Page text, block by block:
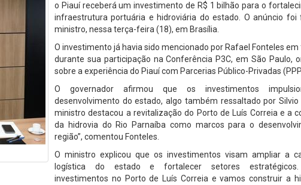
o Piauí receberá um investimento de R$ 1 bilhão para o
infraestrutura portuária e hidroviária do estado. O anúncio foi
ministro, nessa terça-feira (18), em Brasília.
O investimento já havia sido mencionado por Rafael Fonteles em
durante sua participação na Conferência P3C, em São Paulo,
sobre a experiência do Piauí com Parcerias Público-Privadas
O governador afirmou que os investimentos
desenvolvimento do estado, algo também ressaltado por Silvio
ministro destacou a revitalização do Porto de Luís Correia e a
da hidrovia do Rio Parnaíba como marcos para o
região”, comentou Fonteles.
O ministro explicou que os investimentos visam ampliar a
logística do estado e fortalecer setores estratégicos.
investimentos no Porto de Luís Correia e vamos construir a